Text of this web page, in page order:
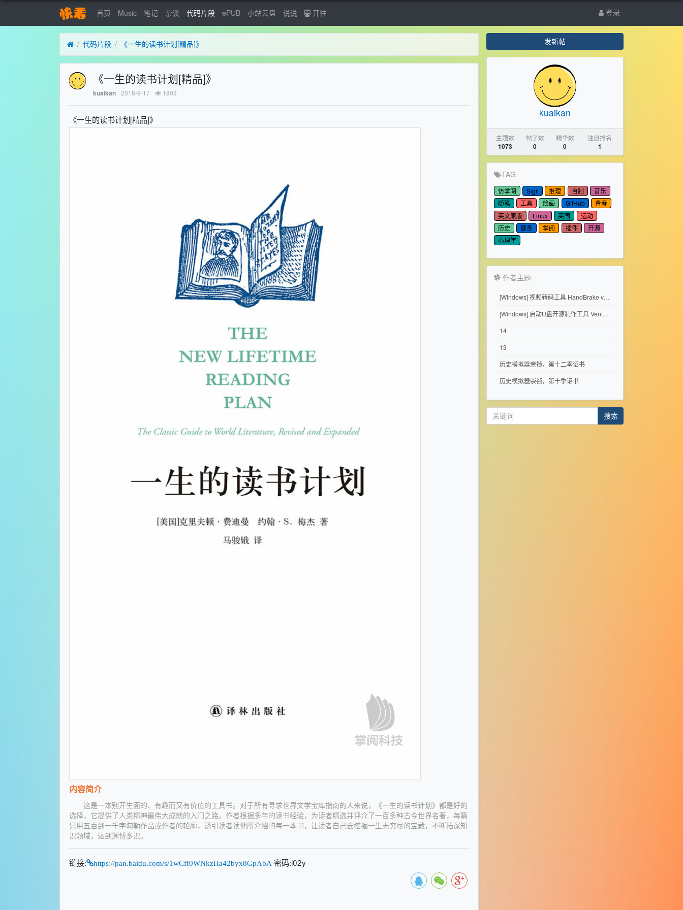
首页 Music 笔记 杂谈 代码片段 ePUB 小站云盘 说说 开往 登录
代码片段 《一生的读书计划[精品]》
《一生的读书计划[精品]》
kuaikan 2018-9-17 1803
《一生的读书计划[精品]》
内容简介
这是一本别开生面的、有趣而又有价值的工具书。对于所有寻求世界文学宝库指南的人来说，《一生的读书计划》都是好的
选择，它提供了人类精神最伟大成就的入门之路。作者根据多年的读书经验，为读者精选并评介了一百多种古今世界名著，每篇
只用五百到一千字勾勒作品或作者的轮廓，诱引读者读他所介绍的每一本书，让读者自己去挖掘一生无穷尽的宝藏，不断拓深知
识领域，达到渊博多识。
链接: https://pan.baidu.com/s/1wCff0WNkzHa42byx8GpAbA 密码:l02y
发新帖
kuaikan
主题数
1073
帖子数
0
精华数
0
注册排名
1
TAG
仿掌阅 Sigil 推理 自制
音乐
随笔
工具 绘画 GitHub
青春
英文原版
Linux 英国
运动
历史
健身 掌阅 插件
开源
心理学
作者主题
[Windows] 视频转码工具 HandBrake v1.11.2
[Windows] 启动U盘开源制作工具 Ventoy 1.1.17
14
13
历史模拟器崇祯，第十二季诏书
历史模拟器崇祯，第十季诏书
搜索